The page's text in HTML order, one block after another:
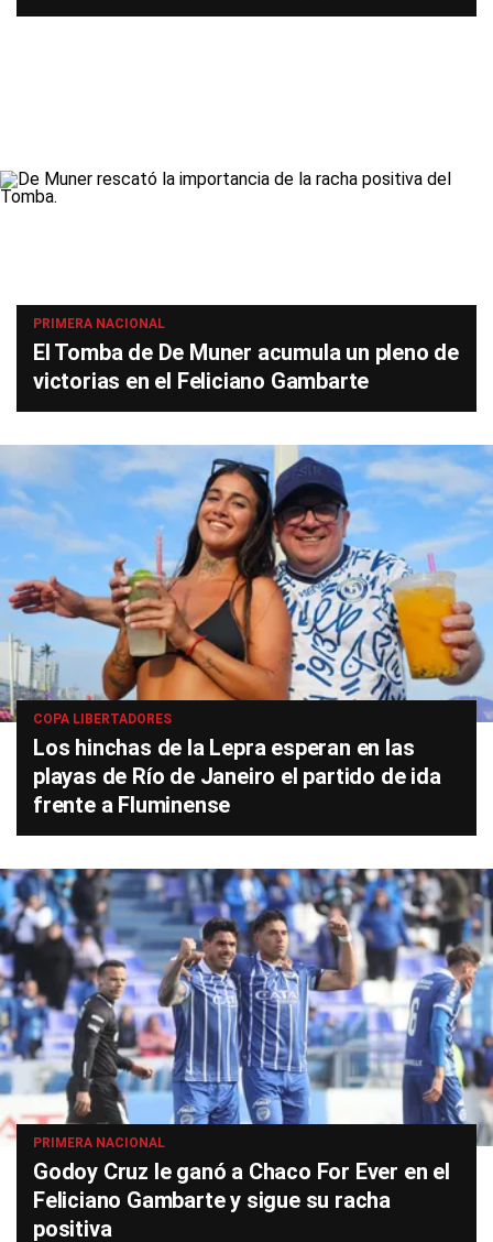
PRIMERA NACIONAL
El Tomba de De Muner acumula un pleno de
victorias en el Feliciano Gambarte
COPA LIBERTADORES
Los hinchas de la Lepra esperan en las
playas de Río de Janeiro el partido de ida
frente a Fluminense
PRIMERA NACIONAL
Godoy Cruz le ganó a Chaco For Ever en el
Feliciano Gambarte y sigue su racha
positiva